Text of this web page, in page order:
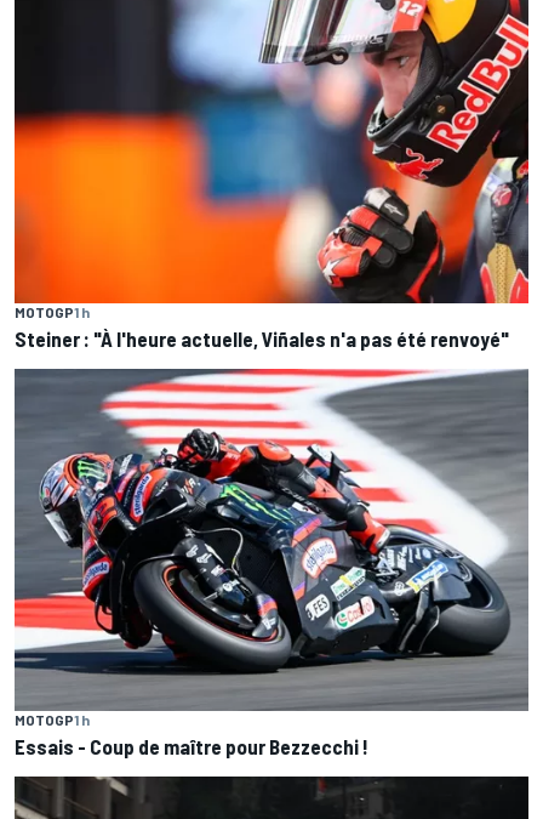
MOTOGP1 h
Steiner : "À l'heure actuelle, Viñales n'a pas été renvoyé"
MOTOGP1 h
Essais - Coup de maître pour Bezzecchi !